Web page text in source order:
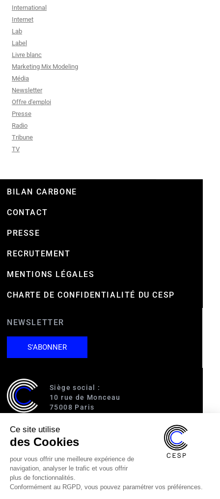
International
Internet
Lab
Label
Livre blanc
Marketing Mix Modeling
Média
Newsletter
Offre d'emploi
Presse
Radio
Tribune
TV
BILAN CARBONE
CONTACT
PRESSE
RECRUTEMENT
MENTIONS LÉGALES
CHARTE DE CONFIDENTIALITÉ DU CESP
NEWSLETTER
S'ABONNER
Siège social :
10 rue de Monceau
75008 Paris
Accès :
RER A (Charles de Gaulle-Étoile)
Ligne 1 (George V)
Ligne 2 (Courcelles)
Ligne 9 (Saint-Philippe du Roule)
01 40 89 63 60
Ce site utilise
des Cookies
pour vous offrir une meilleure expérience de
navigation, analyser le trafic et vous offrir
plus de fonctionnalités.
Conformément au RGPD, vous pouvez paramétrer vos préférences.